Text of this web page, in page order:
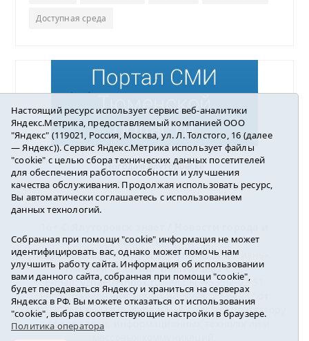
Доступная среда
Погода в Ялуторовске
района2016-2023
Учредитель: АНО «ИИЦ « Ялуторовская жизнь».
Главный редактор: Вешкурцева С.П.
E-mail:yznaet@inbox.ruТел.: 8(34535)2-02-51
Регистрационный номер ЭЛ № ФС 77-64937 от
24.02.2016г. выдан Федеральной службой по надзору
в сфере связи, информационных технологий и
Настоящий ресурс использует сервис веб-аналитики
Яндекс.Метрика, предоставляемый компанией ООО
"Яндекс" (119021, Россия, Москва, ул. Л. Толстого, 16 (далее
— Яндекс)). Сервис Яндекс.Метрика использует файлы
"cookie" с целью сбора технических данных посетителей
для обеспечения работоспособности и улучшения
качества обслуживания. Продолжая использовать ресурс,
Вы автоматически соглашаетесь с использованием
данных технологий.
Собранная при помощи "cookie" информация не может
идентифицировать вас, однако может помочь нам
улучшить работу сайта. Информация об использовании
вами данного сайта, собранная при помощи "cookie",
будет передаваться Яндексу и храниться на серверах
Яндекса в РФ. Вы можете отказаться от использования
"cookie", выбрав соответствующие настройки в браузере.
Политика оператора